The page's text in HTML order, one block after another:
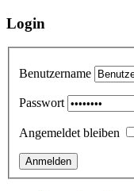
Login
Benutzername
Passwort
Angemeldet bleiben